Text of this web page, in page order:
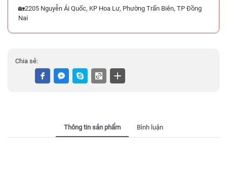
🏡2205 Nguyễn Ái Quốc, KP Hoa Lư, Phường Trấn Biên, TP Đồng
Nai
Chia sẻ:
Thông tin sản phẩm Bình luận